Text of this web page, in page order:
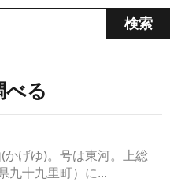
べる
げゆ)。号は東河。上総
九十九里町）に...